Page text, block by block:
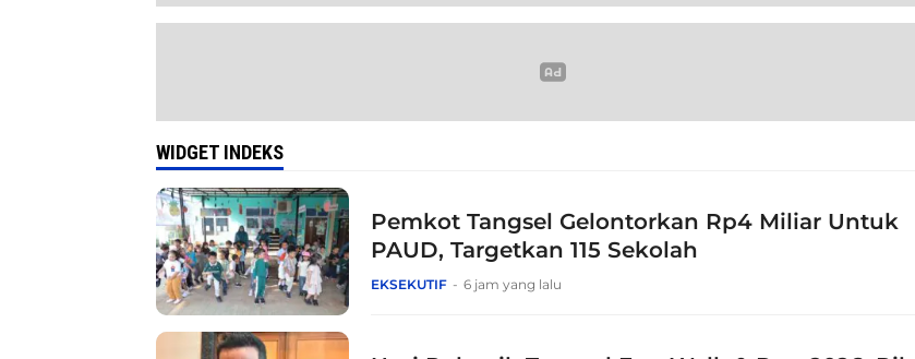
WIDGET INDEKS
Pemkot Tangsel Gelontorkan Rp4 Miliar Untuk
PAUD, Targetkan 115 Sekolah
EKSEKUTIF 6 jam yang lalu